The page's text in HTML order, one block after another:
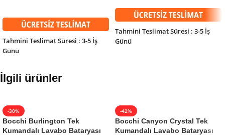
Tahmini Teslimat Süresi : 3-5 İş
Günü
Tahmini Teslimat Süresi : 3-5 İş
Günü
İlgili ürünler
-30%
Bocchi Burlington Tek
Kumandalı Lavabo Bataryası
-42%
Bocchi Canyon Crystal Tek
Kumandalı Lavabo Bataryası